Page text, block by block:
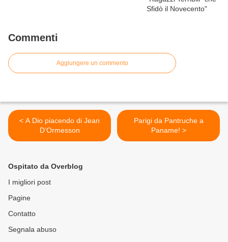
Commenti
Aggiungere un commento
< A Dio piacendo di Jean
D’Ormesson
Parigi da Pantruche a
Paname! >
Ospitato da Overblog
I migliori post
Pagine
Contatto
Segnala abuso